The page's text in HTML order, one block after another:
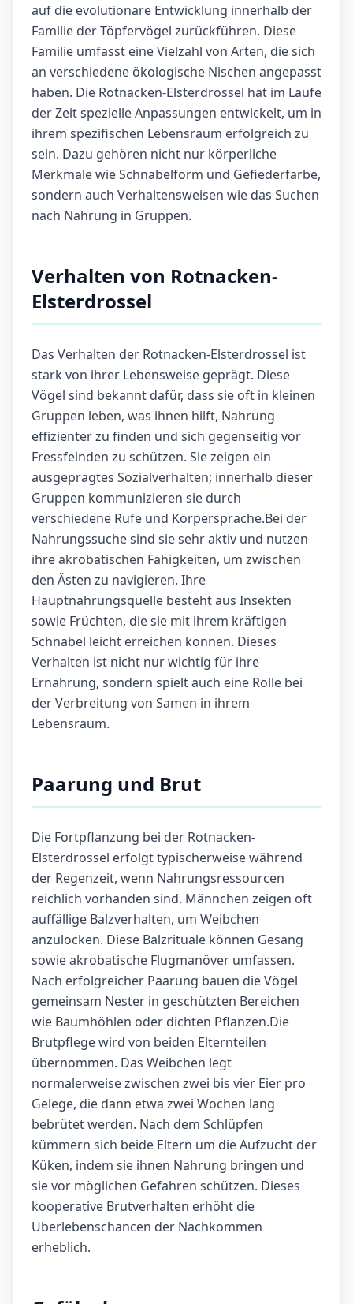
auf die evolutionäre Entwicklung innerhalb der
Familie der Töpfervögel zurückführen. Diese
Familie umfasst eine Vielzahl von Arten, die sich
an verschiedene ökologische Nischen angepasst
haben. Die Rotnacken-Elsterdrossel hat im Laufe
der Zeit spezielle Anpassungen entwickelt, um in
ihrem spezifischen Lebensraum erfolgreich zu
sein. Dazu gehören nicht nur körperliche
Merkmale wie Schnabelform und Gefiederfarbe,
sondern auch Verhaltensweisen wie das Suchen
nach Nahrung in Gruppen.
Verhalten von Rotnacken-
Elsterdrossel
Das Verhalten der Rotnacken-Elsterdrossel ist
stark von ihrer Lebensweise geprägt. Diese
Vögel sind bekannt dafür, dass sie oft in kleinen
Gruppen leben, was ihnen hilft, Nahrung
effizienter zu finden und sich gegenseitig vor
Fressfeinden zu schützen. Sie zeigen ein
ausgeprägtes Sozialverhalten; innerhalb dieser
Gruppen kommunizieren sie durch
verschiedene Rufe und Körpersprache.Bei der
Nahrungssuche sind sie sehr aktiv und nutzen
ihre akrobatischen Fähigkeiten, um zwischen
den Ästen zu navigieren. Ihre
Hauptnahrungsquelle besteht aus Insekten
sowie Früchten, die sie mit ihrem kräftigen
Schnabel leicht erreichen können. Dieses
Verhalten ist nicht nur wichtig für ihre
Ernährung, sondern spielt auch eine Rolle bei
der Verbreitung von Samen in ihrem
Lebensraum.
Paarung und Brut
Die Fortpflanzung bei der Rotnacken-
Elsterdrossel erfolgt typischerweise während
der Regenzeit, wenn Nahrungsressourcen
reichlich vorhanden sind. Männchen zeigen oft
auffällige Balzverhalten, um Weibchen
anzulocken. Diese Balzrituale können Gesang
sowie akrobatische Flugmanöver umfassen.
Nach erfolgreicher Paarung bauen die Vögel
gemeinsam Nester in geschützten Bereichen
wie Baumhöhlen oder dichten Pflanzen.Die
Brutpflege wird von beiden Elternteilen
übernommen. Das Weibchen legt
normalerweise zwischen zwei bis vier Eier pro
Gelege, die dann etwa zwei Wochen lang
bebrütet werden. Nach dem Schlüpfen
kümmern sich beide Eltern um die Aufzucht der
Küken, indem sie ihnen Nahrung bringen und
sie vor möglichen Gefahren schützen. Dieses
kooperative Brutverhalten erhöht die
Überlebenschancen der Nachkommen
erheblich.